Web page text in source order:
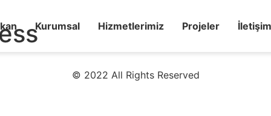
Kurumsal Hizmetlerimiz Projeler İletişim
© 2022 All Rights Reserved